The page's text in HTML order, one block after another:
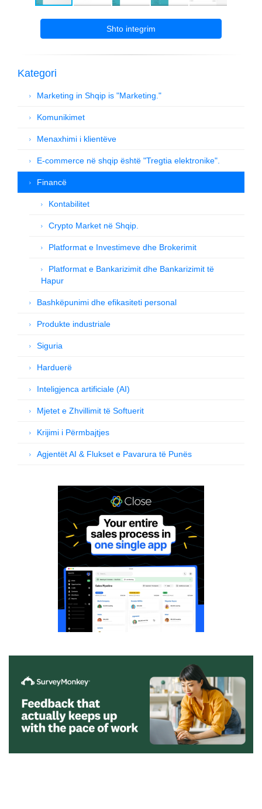
Shto integrim
Kategori
Marketing in Shqip is "Marketing."
Komunikimet
Menaxhimi i klientëve
E-commerce në shqip është "Tregtia elektronike".
Financë
Kontabilitet
Crypto Market në Shqip.
Platformat e Investimeve dhe Brokerimit
Platformat e Bankarizimit dhe Bankarizimit të
Hapur
Bashkëpunimi dhe efikasiteti personal
Produkte industriale
Siguria
Harduerë
Inteligjenca artificiale (AI)
Mjetet e Zhvillimit të Softuerit
Krijimi i Përmbajtjes
Agjentët AI & Flukset e Pavarura të Punës